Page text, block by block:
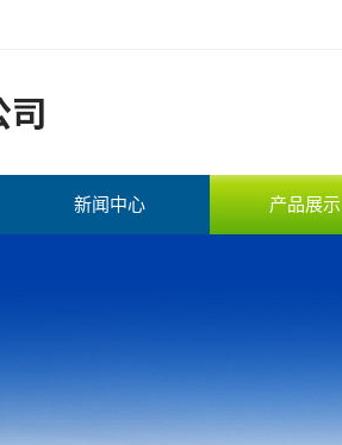
新闻中心 产品展示